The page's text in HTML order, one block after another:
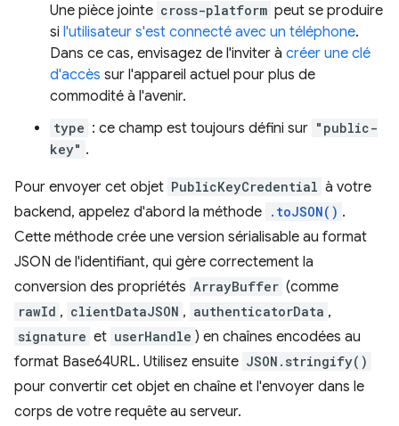
Une pièce jointe cross-platform peut se produire
si l'utilisateur s'est connecté avec un téléphone.
Dans ce cas, envisagez de l'inviter à créer une clé
d'accès sur l'appareil actuel pour plus de
commodité à l'avenir.
type : ce champ est toujours défini sur "public-
key" .
Pour envoyer cet objet PublicKeyCredential à votre
backend, appelez d'abord la méthode .toJSON() .
Cette méthode crée une version sérialisable au format
JSON de l'identifiant, qui gère correctement la
conversion des propriétés ArrayBuffer (comme
rawId , clientDataJSON , authenticatorData ,
signature et userHandle ) en chaînes encodées au
format Base64URL. Utilisez ensuite JSON.stringify()
pour convertir cet objet en chaîne et l'envoyer dans le
corps de votre requête au serveur.